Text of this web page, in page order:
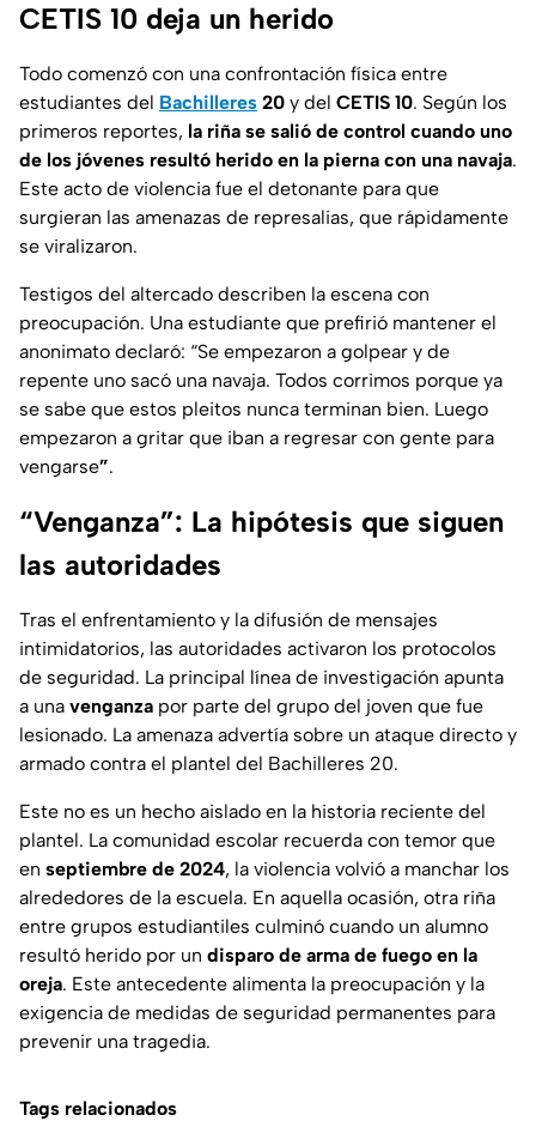
CETIS 10 deja un herido
Todo comenzó con una confrontación física entre
estudiantes del Bachilleres 20 y del CETIS 10. Según los
primeros reportes, la riña se salió de control cuando uno
de los jóvenes resultó herido en la pierna con una navaja.
Este acto de violencia fue el detonante para que
surgieran las amenazas de represalias, que rápidamente
se viralizaron.
Testigos del altercado describen la escena con
preocupación. Una estudiante que prefirió mantener el
anonimato declaró: “Se empezaron a golpear y de
repente uno sacó una navaja. Todos corrimos porque ya
se sabe que estos pleitos nunca terminan bien. Luego
empezaron a gritar que iban a regresar con gente para
vengarse”.
“Venganza”: La hipótesis que siguen
las autoridades
Tras el enfrentamiento y la difusión de mensajes
intimidatorios, las autoridades activaron los protocolos
de seguridad. La principal línea de investigación apunta
a una venganza por parte del grupo del joven que fue
lesionado. La amenaza advertía sobre un ataque directo y
armado contra el plantel del Bachilleres 20.
Este no es un hecho aislado en la historia reciente del
plantel. La comunidad escolar recuerda con temor que
en septiembre de 2024, la violencia volvió a manchar los
alrededores de la escuela. En aquella ocasión, otra riña
entre grupos estudiantiles culminó cuando un alumno
resultó herido por un disparo de arma de fuego en la
oreja. Este antecedente alimenta la preocupación y la
exigencia de medidas de seguridad permanentes para
prevenir una tragedia.
Tags relacionados